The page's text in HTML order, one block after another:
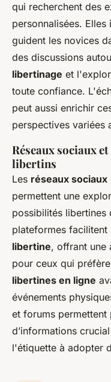
qui recherchent des
personnalisées.
guident les novices
des discussions
libertinage et
toute confiance.
peut aussi enrichir
perspectives variées
Réseaux sociaux
libertins
Les réseaux sociaux
permettent une
possibilités libertines
plateformes facilitent
libertine, offrant une
pour ceux qui
libertines en ligne
événements
et forums permettent
d’informations
l'étiquette à adopter